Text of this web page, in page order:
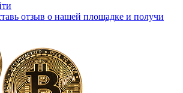
отзыв о нашей площадке и получи